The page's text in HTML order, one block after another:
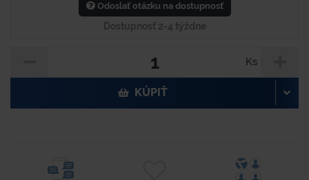
Odoslať otázku na dostupnosť
Dostupnosť 2-4 týždne
Ks
KÚPIŤ